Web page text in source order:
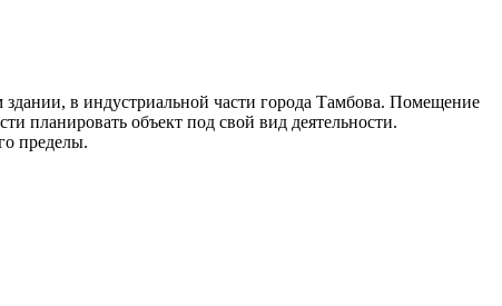
в индустриальной части города Тамбова. Помещение
планировать объект под свой вид деятельности.
пределы.